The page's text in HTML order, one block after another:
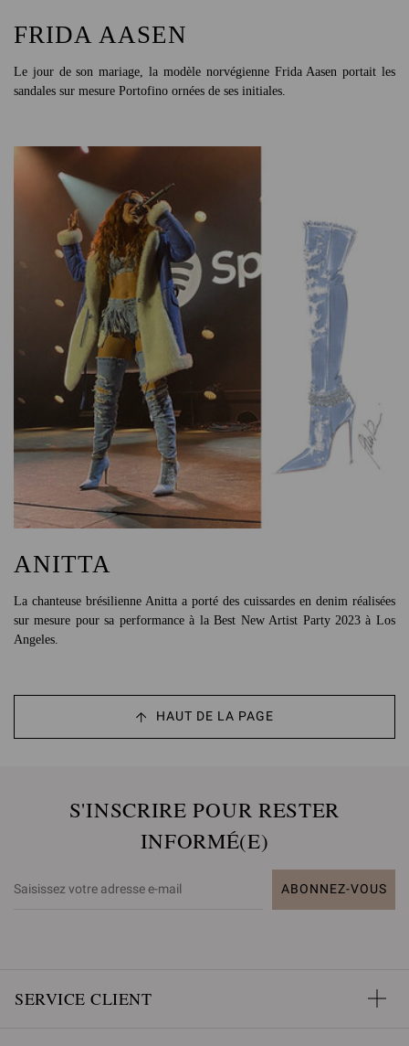
FRIDA AASEN
Le jour de son mariage, la modèle norvégienne Frida Aasen portait les
sandales sur mesure Portofino ornées de ses initiales.
ANITTA
La chanteuse brésilienne Anitta a porté des cuissardes en denim réalisées
sur mesure pour sa performance à la Best New Artist Party 2023 à Los
Angeles.
HAUT DE LA PAGE
S'INSCRIRE POUR RESTER
INFORMÉ(E)
ABONNEZ-VOUS
SERVICE CLIENT